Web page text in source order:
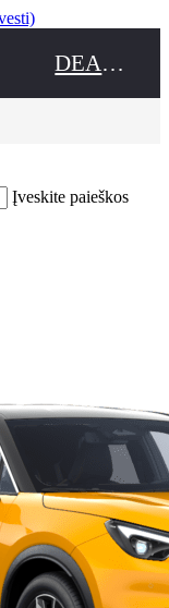
DEALER NAME
Įveskite paieškos